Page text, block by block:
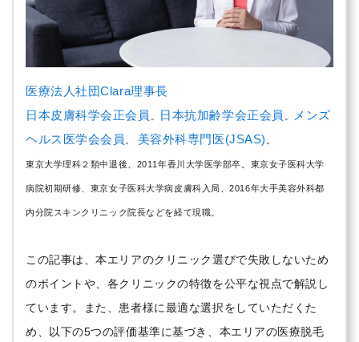
医療法人社団Clara理事長
日本皮膚科学会正会員
日本抗加齢学会正会員
メンズ
ヘルス医学会会員
美容外科専門医(JSAS)
東京大学理科２類中退後、2011年香川大学医学部卒。東京女子医科大学
病院初期研修、東京女子医科大学病皮膚科入局、2016年大手美容外科都
内分院スキンクリニック院長などを経て現職。
この記事は、本エリアのクリニック選びで失敗しないため
のポイントや、各クリニックの特徴を公平な視点で解説し
ています。また、患者様に最適な選択をしていただくた
め、以下の5つの評価基準に基づき、本エリアの医療脱毛